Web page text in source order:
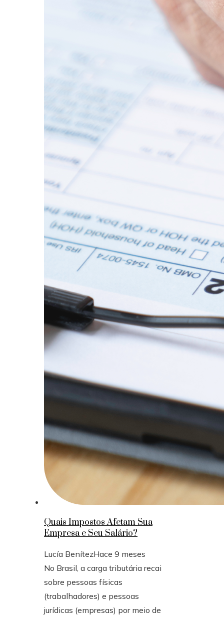
Quais Impostos Afetam Sua
Empresa e Seu Salário?
Lucía BenítezHace 9 meses
No Brasil, a carga tributária recai
sobre pessoas físicas
(trabalhadores) e pessoas
jurídicas (empresas) por meio de